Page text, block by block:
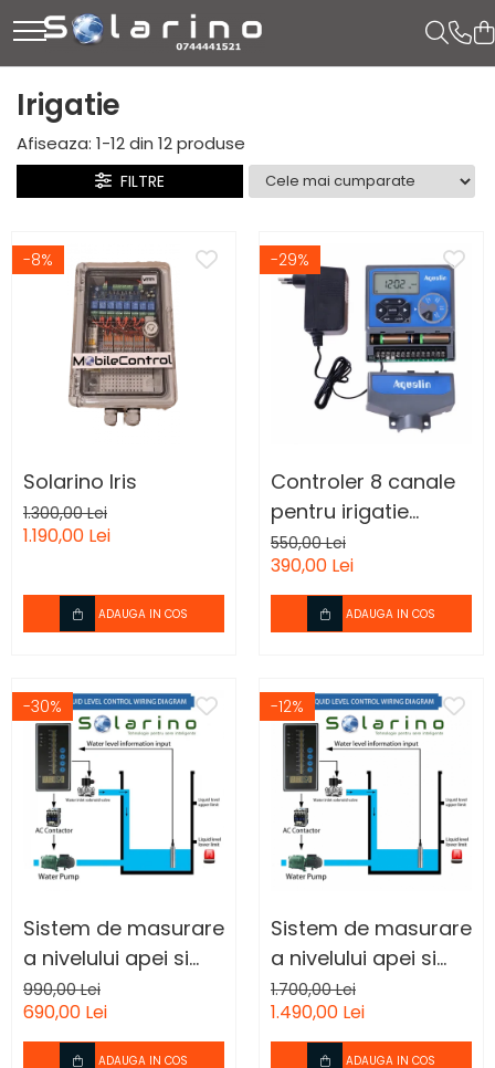
Irigatie
Afiseaza: 1-12din 12produse
FILTRE
-8%
Solarino Iris
1.300,00 Lei
1.190,00 Lei
ADAUGA IN COS
-29%
Controler 8 canale
pentru irigatie
gradina
550,00 Lei
390,00 Lei
ADAUGA IN COS
-30%
Sistem de masurare
a nivelului apei si
control pompa.
990,00 Lei
690,00 Lei
ADAUGA IN COS
-12%
Sistem de masurare
a nivelului apei si
control pompasi
temperatura de
pornire.
1.700,00 Lei
1.490,00 Lei
ADAUGA IN COS